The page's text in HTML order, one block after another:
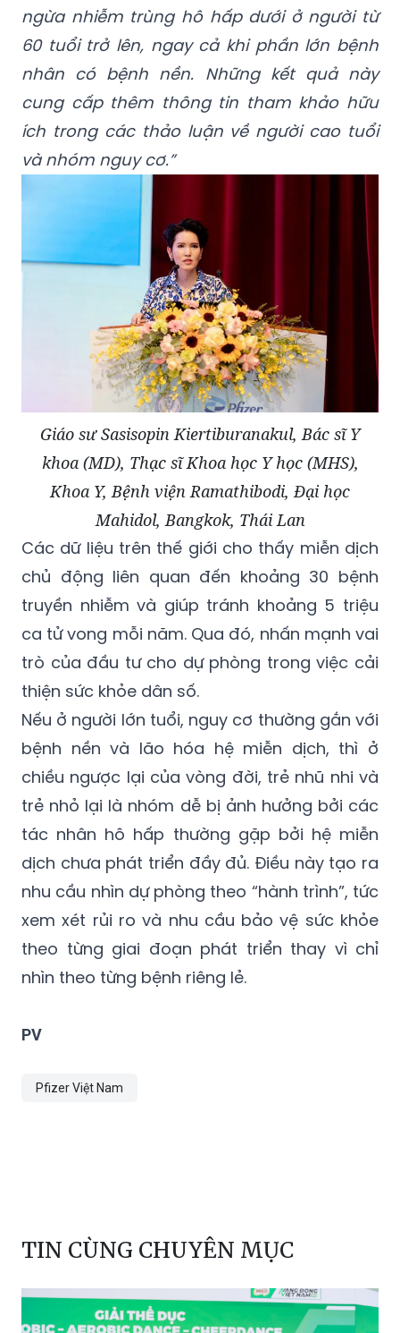
ngừa nhiễm trùng hô hấp dưới ở người từ
60 tuổi trở lên, ngay cả khi phần lớn bệnh
nhân có bệnh nền. Những kết quả này
cung cấp thêm thông tin tham khảo hữu
ích trong các thảo luận về người cao tuổi
và nhóm nguy cơ.”
Giáo sư Sasisopin Kiertiburanakul, Bác sĩ Y
khoa (MD), Thạc sĩ Khoa học Y học (MHS),
Khoa Y, Bệnh viện Ramathibodi, Đại học
Mahidol, Bangkok, Thái Lan
Các dữ liệu trên thế giới cho thấy miễn dịch
chủ động liên quan đến khoảng 30 bệnh
truyền nhiễm và giúp tránh khoảng 5 triệu
ca tử vong mỗi năm. Qua đó, nhấn mạnh vai
trò của đầu tư cho dự phòng trong việc cải
thiện sức khỏe dân số.
Nếu ở người lớn tuổi, nguy cơ thường gắn với
bệnh nền và lão hóa hệ miễn dịch, thì ở
chiều ngược lại của vòng đời, trẻ nhũ nhi và
trẻ nhỏ lại là nhóm dễ bị ảnh hưởng bởi các
tác nhân hô hấp thường gặp bởi hệ miễn
dịch chưa phát triển đầy đủ. Điều này tạo ra
nhu cầu nhìn dự phòng theo “hành trình”, tức
xem xét rủi ro và nhu cầu bảo vệ sức khỏe
theo từng giai đoạn phát triển thay vì chỉ
nhìn theo từng bệnh riêng lẻ.
PV
Pfizer Việt Nam
TIN CÙNG CHUYÊN MỤC